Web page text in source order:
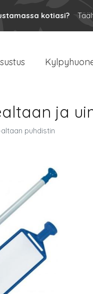
kotiasi?
ja
puhdistin